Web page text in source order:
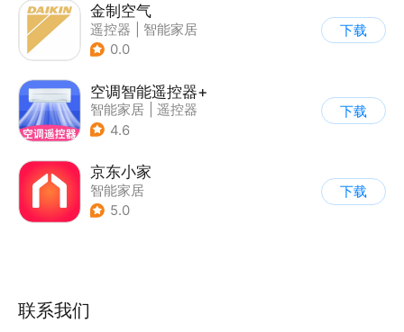
金制空气
遥控器
智能家居
| 家居装修
0.0
下载
空调智能遥控器+
智能家居
遥控器
4.6
下载
京东小家
智能家居
5.0
下载
联系我们